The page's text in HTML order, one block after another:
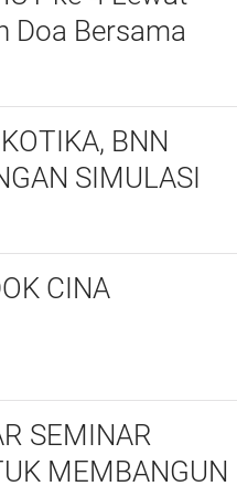
Doa Bersama
BNN
SIMULASI
CINA
SEMINAR
MEMBANGUN